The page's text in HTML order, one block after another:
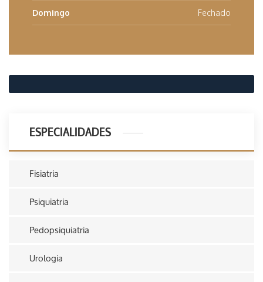
Domingo Fechado
ESPECIALIDADES
Fisiatria
Psiquiatria
Pedopsiquiatria
Urologia